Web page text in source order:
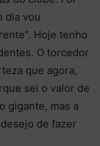
dia vou
Hoje tenho
O torcedor
que agora,
sei o valor de
gigante, mas a
de fazer